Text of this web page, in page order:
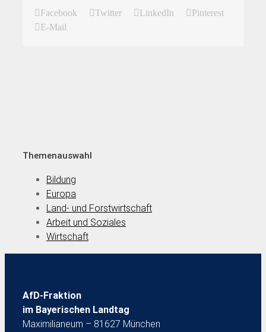
Facebook Twitter LinkedIn
Pinterest
E-Mail
Themenauswahl
Bildung
Europa
Land- und Forstwirtschaft
Arbeit und Soziales
Wirtschaft
AfD-Fraktion
im Bayerischen Landtag
Maximilianeum – 81627 München